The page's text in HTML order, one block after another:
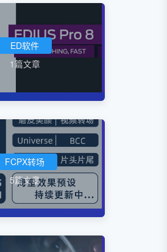
ED软件
1篇文章
FCPX转场
5篇文章